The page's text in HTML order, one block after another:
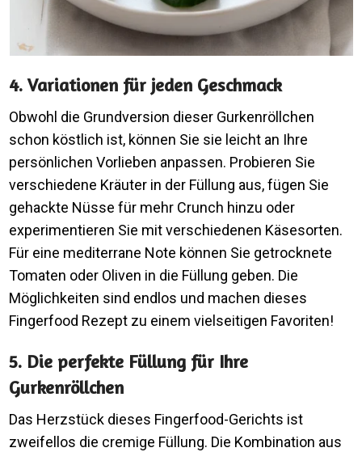
4. Variationen für jeden Geschmack
Obwohl die Grundversion dieser Gurkenröllchen
schon köstlich ist, können Sie sie leicht an Ihre
persönlichen Vorlieben anpassen. Probieren Sie
verschiedene Kräuter in der Füllung aus, fügen Sie
gehackte Nüsse für mehr Crunch hinzu oder
experimentieren Sie mit verschiedenen Käsesorten.
Für eine mediterrane Note können Sie getrocknete
Tomaten oder Oliven in die Füllung geben. Die
Möglichkeiten sind endlos und machen dieses
Fingerfood Rezept zu einem vielseitigen Favoriten!
5. Die perfekte Füllung für Ihre
Gurkenröllchen
Das Herzstück dieses Fingerfood-Gerichts ist
zweifellos die cremige Füllung. Die Kombination aus